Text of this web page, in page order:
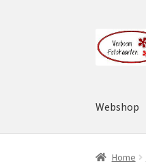
Ga
door
Ga
naar
Webshop
Home